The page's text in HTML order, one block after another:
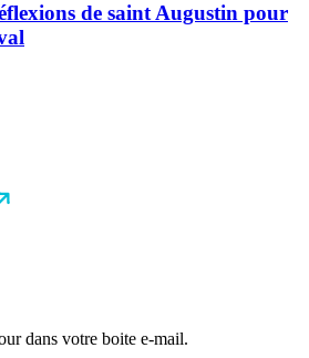
de saint Augustin pour
dans votre boite e-mail.